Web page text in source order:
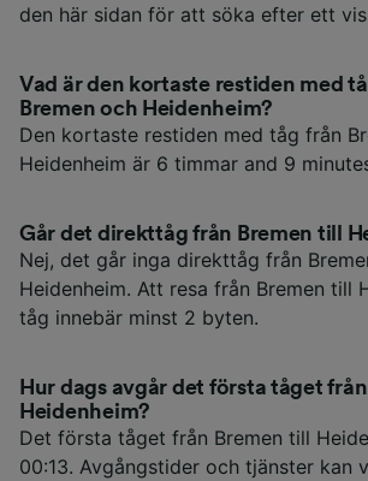
den här sidan för att söka efter ett
Vad är den kortaste restiden med
Bremen och Heidenheim?
Den kortaste restiden med tåg från
Heidenheim är 6 timmar and 9
Går det direkttåg från Bremen till
Nej, det går inga direkttåg från
Heidenheim. Att resa från Bremen till
tåg innebär minst 2 byten.
Hur dags avgår det första tåget från
Heidenheim?
Det första tåget från Bremen till
00:13. Avgångstider och tjänster kan